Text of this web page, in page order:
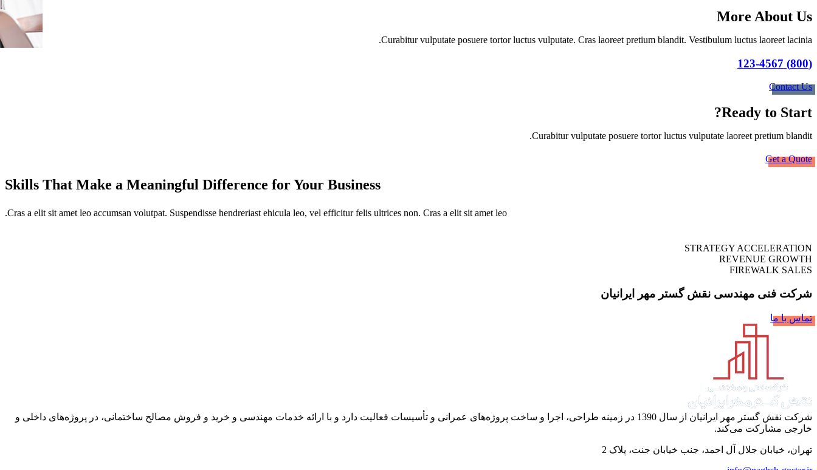
More About Us
Curabitur vulputate posuere tortor luctus vulputate. Cras laoreet pretium blandit. Vestibulum luctus laoreet lacinia.
(800) 123-4567
Contact Us
Ready to Start?
Curabitur vulputate posuere tortor luctus vulputate laoreet pretium blandit.
Get a Quote
Skills That Make a Meaningful Difference for Your Business
Cras a elit sit amet leo accumsan volutpat. Suspendisse hendreriast ehicula leo, vel efficitur felis ultrices non. Cras a elit sit amet leo.
STRATEGY ACCELERATION
REVENUE GROWTH
FIREWALK SALES
شرکت فنی مهندسی نقش گستر مهر ایرانیان
تماس با ما
شرکت نقش گستر مهر ایرانیان از سال 1390 در زمینه طراحی، اجرا و ساخت پروژه‌های عمرانی و تأسیسات فعالیت دارد و با ارائه خدمات مهندسی و خرید و فروش مصالح ساختمانی، در پروژه‌های داخلی و
خارجی مشارکت می‌کند.
تهران، خیابان جلال آل احمد، جنب خیابان جنت، پلاک 2